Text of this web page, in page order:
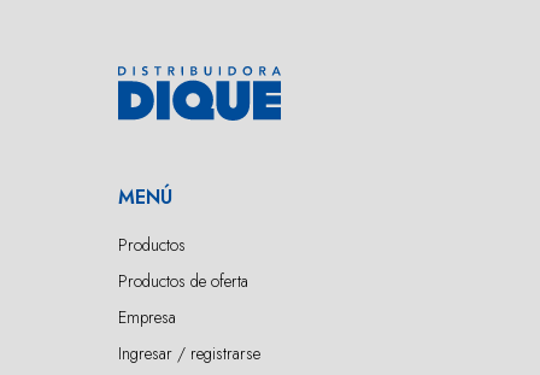
MENÚ
Productos
Productos de oferta
Empresa
Ingresar / registrarse